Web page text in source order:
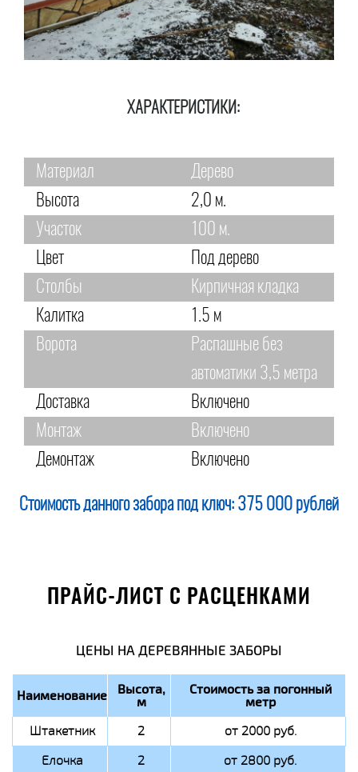
ХАРАКТЕРИСТИКИ:
Материал
Дерево
Высота
2,0 м.
Участок
100 м.
Цвет
Под дерево
Столбы
Кирпичная кладка
Калитка
1.5 м
Ворота
Распашные без
автоматики 3,5 метра
Доставка
Включено
Монтаж
Включено
Демонтаж
Включено
Стоимость данного забора под ключ: 375 000 рублей
ПРАЙС-ЛИСТ С РАСЦЕНКАМИ
ЦЕНЫ НА ДЕРЕВЯННЫЕ ЗАБОРЫ
Наименование Высота,
м
Стоимость за погонный
метр
Штакетник 2
от 2000 руб.
Елочка
2
от 2800 руб.